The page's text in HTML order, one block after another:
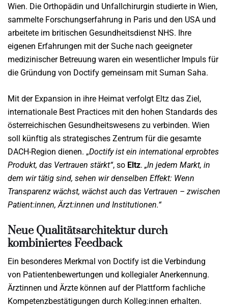
Wien. Die Orthopädin und Unfallchirurgin studierte in Wien,
sammelte Forschungserfahrung in Paris und den USA und
arbeitete im britischen Gesundheitsdienst NHS. Ihre
eigenen Erfahrungen mit der Suche nach geeigneter
medizinischer Betreuung waren ein wesentlicher Impuls für
die Gründung von Doctify gemeinsam mit Suman Saha.
Mit der Expansion in ihre Heimat verfolgt Eltz das Ziel,
internationale Best Practices mit den hohen Standards des
österreichischen Gesundheitswesens zu verbinden. Wien
soll künftig als strategisches Zentrum für die gesamte
DACH-Region dienen. „Doctify ist ein international erprobtes
Produkt, das Vertrauen stärkt“, so Eltz. „In jedem Markt, in
dem wir tätig sind, sehen wir denselben Effekt: Wenn
Transparenz wächst, wächst auch das Vertrauen – zwischen
Patient:innen, Ärzt:innen und Institutionen.“
Neue Qualitätsarchitektur durch
kombiniertes Feedback
Ein besonderes Merkmal von Doctify ist die Verbindung
von Patientenbewertungen und kollegialer Anerkennung.
Ärztinnen und Ärzte können auf der Plattform fachliche
Kompetenzbestätigungen durch Kolleg:innen erhalten.